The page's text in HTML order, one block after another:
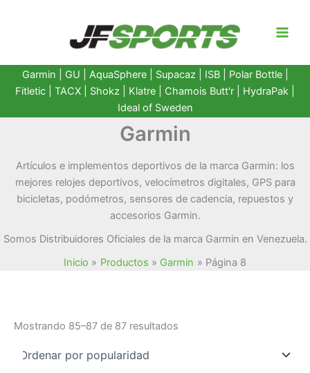
Garmin GU AquaSphere| Supacaz | ISB | Polar Bottle|
Fitletic
TACX Shokz Klatre Chamois Butt'r HydraPak
Ideal of Sweden
Garmin
Artículos e implementos deportivos de la marca Garmin: los
mejores relojes deportivos, velocímetros digitales, GPS para
bicicletas, podómetros, sensores de cadencia, repuestos y
accesorios Garmin.
Somos Distribuidores Oficiales de la marca Garmin en Venezuela.
Inicio
Productos Garmin Página 8
Mostrando 85–87 de 87 resultados